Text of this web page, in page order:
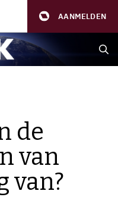
AANMELDEN
de
van
van?